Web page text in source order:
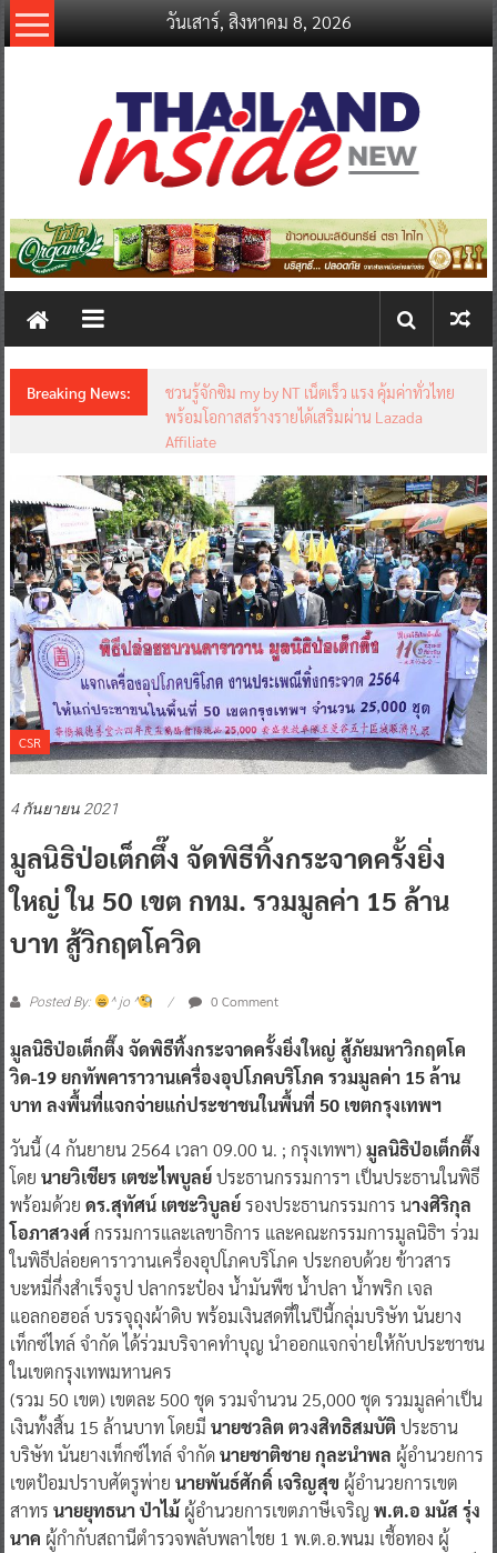
Skip
to
วันเสาร์, สิงหาคม 8, 2026
thailandinsidenew.com
Thailand
New
Breaking News:
ชวนรู้จักซิม my by NT เน็ตเร็ว แรง คุ้มค่าทั่วไทย
พร้อมโอกาสสร้างรายได้เสริมผ่าน Lazada
Affiliate
CSR
4 กันยายน 2021
มูลนิธิป่อเต็กตึ๊ง จัดพิธีทิ้งกระจาดครั้งยิ่ง
ใหญ่ ใน 50 เขต กทม. รวมมูลค่า 15 ล้าน
บาท สู้วิกฤตโควิด
Posted By: ^ jo ^ 0 Comment
มูลนิธิป่อเต็กตึ๊ง จัดพิธีทิ้งกระจาดครั้งยิ่งใหญ่ สู้ภัยมหาวิกฤตโค
วิด-19 ยกทัพคาราวานเครื่องอุปโภคบริโภค รวมมูลค่า 15 ล้าน
บาท ลงพื้นที่แจกจ่ายแก่ประชาชนในพื้นที่ 50 เขตกรุงเทพฯ
วันนี้ (4 กันยายน 2564 เวลา 09.00 น. ; กรุงเทพฯ)มูลนิธิป่อเต็กตึ๊ง
โดย นายวิเชียร เตชะไพบูลย์ประธานกรรมการฯ เป็นประธานในพิธี
พร้อมด้วย ดร.สุทัศน์ เตชะวิบูลย์รองประธานกรรมการ นางศิริกุล
โอภาสวงศ์กรรมการและเลขาธิการ และคณะกรรมการมูลนิธิฯ ร่วม
ในพิธีปล่อยคาราวานเครื่องอุปโภคบริโภค ประกอบด้วย ข้าวสาร
บะหมี่กึ่งสำเร็จรูป ปลากระป๋อง น้ำมันพืช น้ำปลา น้ำพริก เจล
แอลกอฮอล์ บรรจุถุงผ้าดิบ พร้อมเงินสดที่ในปีนี้กลุ่มบริษัท นันยาง
เท็กซ์ไทล์ จำกัด ได้ร่วมบริจาคทำบุญ นำออกแจกจ่ายให้กับประชาชน
ในเขตกรุงเทพมหานคร
(รวม 50 เขต) เขตละ 500 ชุด รวมจำนวน 25,000 ชุด รวมมูลค่าเป็น
เงินทั้งสิ้น 15 ล้านบาท โดยมี นายชวลิต ตวงสิทธิสมบัติ ประธาน
บริษัท นันยางเท็กซ์ไทล์ จำกัดนายชาติชาย กุละนำพล ผู้อำนวยการ
เขตป้อมปราบศัตรูพ่าย นายพันธ์ศักดิ์ เจริญสุข ผู้อำนวยการเขต
สาทร นายยุทธนา ป่าไม้ ผู้อำนวยการเขตภาษีเจริญ พ.ต.อ มนัส รุ่ง
นาค ผู้กำกับสถานีตำรวจพลับพลาไชย 1 พ.ต.อ.พนม เชื้อทอง ผู้